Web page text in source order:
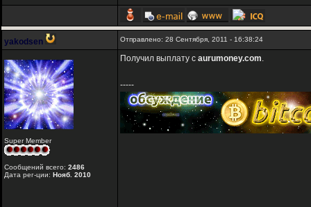
yakodsen Отправлено: 28 Сентября, 2011 - 16:38:24
Super Member
Сообщений всего: 2486
Дата рег-ции: Нояб. 2010
Получил выплату с aurumoney.com.
-----